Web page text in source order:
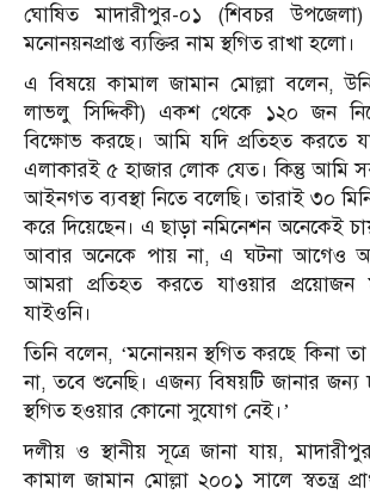
ঘোষিত মাদারীপুর-০১ (শিবচর
মনোনয়নপ্রাপ্ত ব্যক্তির নাম স্থগিত রাখা হলো।
এ বিষয়ে কামাল জামান মোল্লা বলেন,
লাভলু সিদ্দিকী) একশ থেকে ১২০ জন
বিক্ষোভ করছে। আমি যদি প্রতিহত করতে
এলাকারই ৫ হাজার লোক যেত। কিন্তু আমি
আইনগত ব্যবস্থা নিতে বলেছি। তারাই ৩০
করে দিয়েছেন। এ ছাড়া নমিনেশন অনেকেই
আবার অনেকে পায় না, এ ঘটনা আগেও
আমরা প্রতিহত করতে যাওয়ার প্রয়োজন
যাইওনি।
তিনি বলেন, ‘মনোনয়ন স্থগিত করছে কিনা
না, তবে শুনেছি। এজন্য বিষয়টি জানার জন্য
স্থগিত হওয়ার কোনো সুযোগ নেই।’
দলীয় ও স্থানীয় সূত্রে জানা যায়,
কামাল জামান মোল্লা ২০০১ সালে স্বতন্ত্র